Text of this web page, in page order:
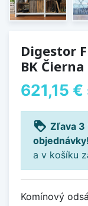
Digestor
BK Čierna
621,15 €
loyalty Zľava 3
objednávky!
a v košíku
Komínový